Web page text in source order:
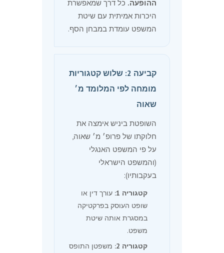
ההופעה. כל דרך שמאפשרת
היכרות אמיתית עם שיטת
המשפט עומדת במבחן הסף.
קביעה 2: שלוש קטגוריות
מומחה לפי המלומד מ׳
שאוה
השופטת ביניש אימצה את
חלוקתו של פרופ׳ מ׳ שאוה,
על פי המשפט האנגלי
(והמשפט הישראלי
בעקבותיו):
קטגוריה 1:
עורך דין או
שופט העוסק בפרקטיקה
במסגרת אותה שיטת
משפט.
קטגוריה 2:
משפטן התופס